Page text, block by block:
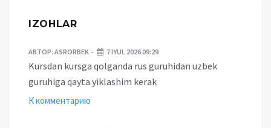
IZOHLAR
АВТОР: ASRORBEK 7 IYUL 2026 09:29
Kursdan kursga qolganda rus guruhidan uzbek
guruhiga qayta yiklashim kerak
К комментарию